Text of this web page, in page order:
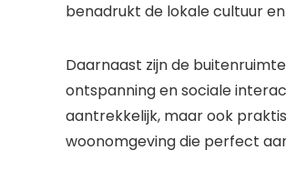
benadrukt de lokale cultuur
Daarnaast zijn de
ontspanning en sociale
aantrekkelijk, maar ook
woonomgeving die perfect